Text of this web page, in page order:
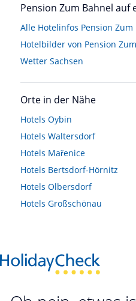
Pension Zum Bahnel auf
Alle Hotelinfos Pension Zum
Hotelbilder von Pension
Wetter Sachsen
Orte in der Nähe
Hotels Oybin
Hotels Waltersdorf
Hotels Mařenice
Hotels Bertsdorf-Hörnitz
Hotels Olbersdorf
Hotels Großschönau